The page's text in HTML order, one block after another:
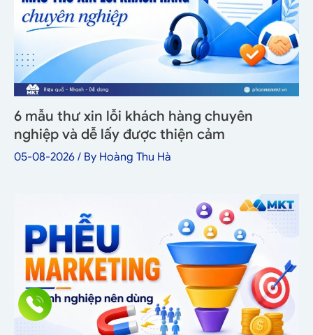
6 mẫu thư xin lỗi khách hàng chuyên
nghiệp và dễ lấy được thiện cảm
05-08-2026 / By Hoàng Thu Hà